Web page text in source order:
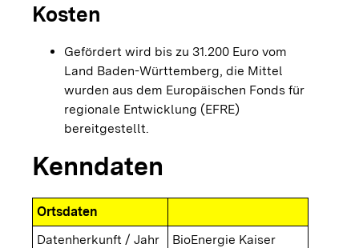
Kosten
Gefördert wird bis zu 31.200 Euro vom
Land Baden-Württemberg, die Mittel
wurden aus dem Europäischen Fonds für
regionale Entwicklung (EFRE)
bereitgestellt.
Kenndaten
Ortsdaten
Datenherkunft / Jahr
BioEnergie Kaiser